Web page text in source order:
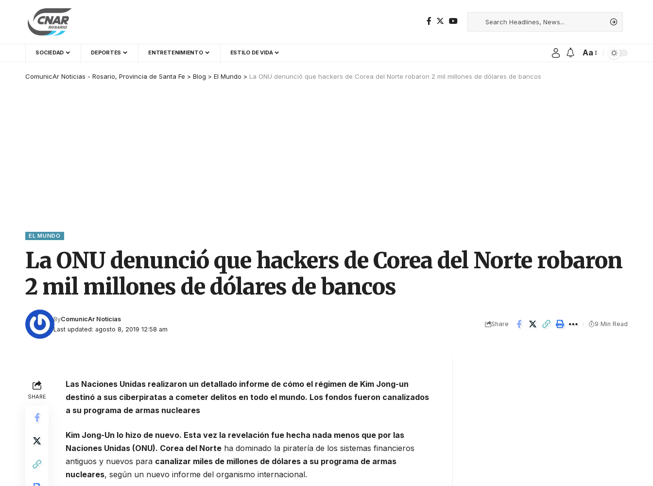
SOCIEDAD DEPORTES ENTRETENIMIENTO ESTILO DE VIDA Aa
ComunicAr Noticias - Rosario, Provincia de Santa Fe > Blog > El Mundo > La ONU denunció que hackers de Corea del Norte robaron 2 mil millones de dólares de bancos
EL MUNDO
La ONU denunció que hackers de Corea del Norte robaron
2 mil millones de dólares de bancos
Last updated: agosto 8, 2019 12:58 am
ByComunicAr Noticias
Share 9 Min Read
SHARE
Las Naciones Unidas realizaron un detallado informe de cómo el régimen de Kim Jong-un
destinó a sus ciberpiratas a cometer delitos en todo el mundo. Los fondos fueron canalizados
a su programa de armas nucleares
Kim Jong-Un lo hizo de nuevo. Esta vez la revelación fue hecha nada menos que por las
Naciones Unidas (ONU). Corea del Norte ha dominado la piratería de los sistemas financieros
antiguos y nuevos para canalizar miles de millones de dólares a su programa de armas
nucleares, según un nuevo informe del organismo internacional.